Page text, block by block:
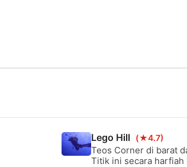
Lego Hill (★4.7)
Teos Corner di barat
Titik ini secara harfiah